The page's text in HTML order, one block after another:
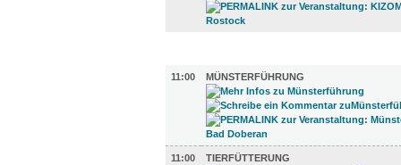
11:00
MÜNSTERFÜHRUNG
11:00 TIERFÜTTERUNG